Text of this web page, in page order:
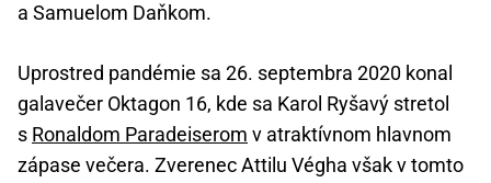
a Samuelom Daňkom.
Uprostred pandémie sa 26. septembra 2020 konal
galavečer Oktagon 16, kde sa Karol Ryšavý stretol
s Ronaldom Paradeiserom v atraktívnom hlavnom
zápase večera. Zverenec Attilu Végha však v tomto